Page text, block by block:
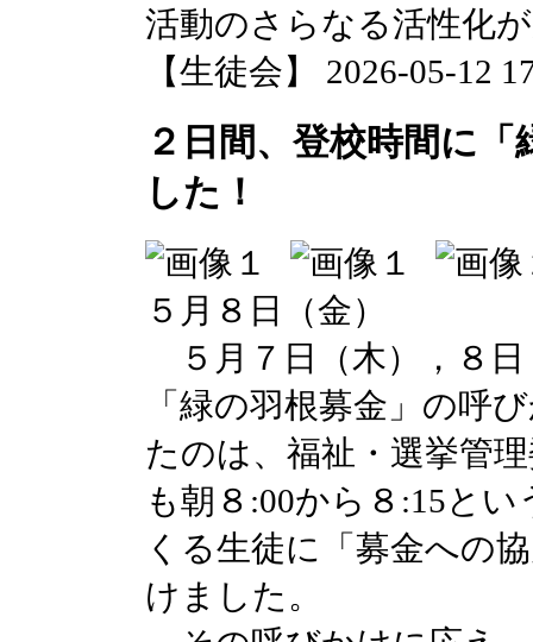
活動のさらなる活性化
【生徒会】 2026-05-12
２日間、登校時間に
した！
５月８日（金）
５月７日（木），８日
「緑の羽根募金」の呼
たのは、福祉・選挙管
も朝８:00から８:15と
くる生徒に「募金への
けました。